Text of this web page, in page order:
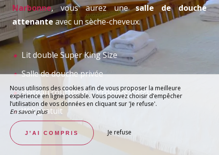
Narbonne, vous aurez unesalle de douche
attenanteavec un sèche-cheveux.
Lit double Super King Size
Salle de douche privée
Plateau courtoisie – Produits d’accueil
Wifi gratuit
Nous utilisons des cookies afin de vous proposer la meilleure
expérience en ligne possible. Vous pouvez choisir d’empêcher
l’utilisation de vos données en cliquant sur 'Je refuse'.
En savoir plus
J’AI COMPRIS Je refuse